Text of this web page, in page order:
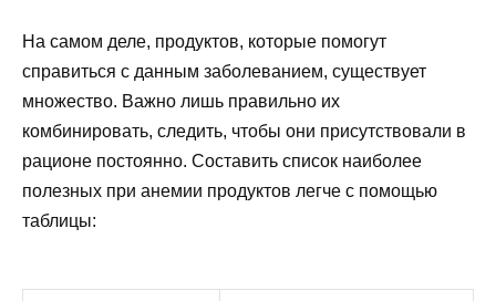
На самом деле, продуктов, которые помогут
справиться с данным заболеванием, существует
множество. Важно лишь правильно их
комбинировать, следить, чтобы они присутствовали в
рационе постоянно. Составить список наиболее
полезных при анемии продуктов легче с помощью
таблицы: